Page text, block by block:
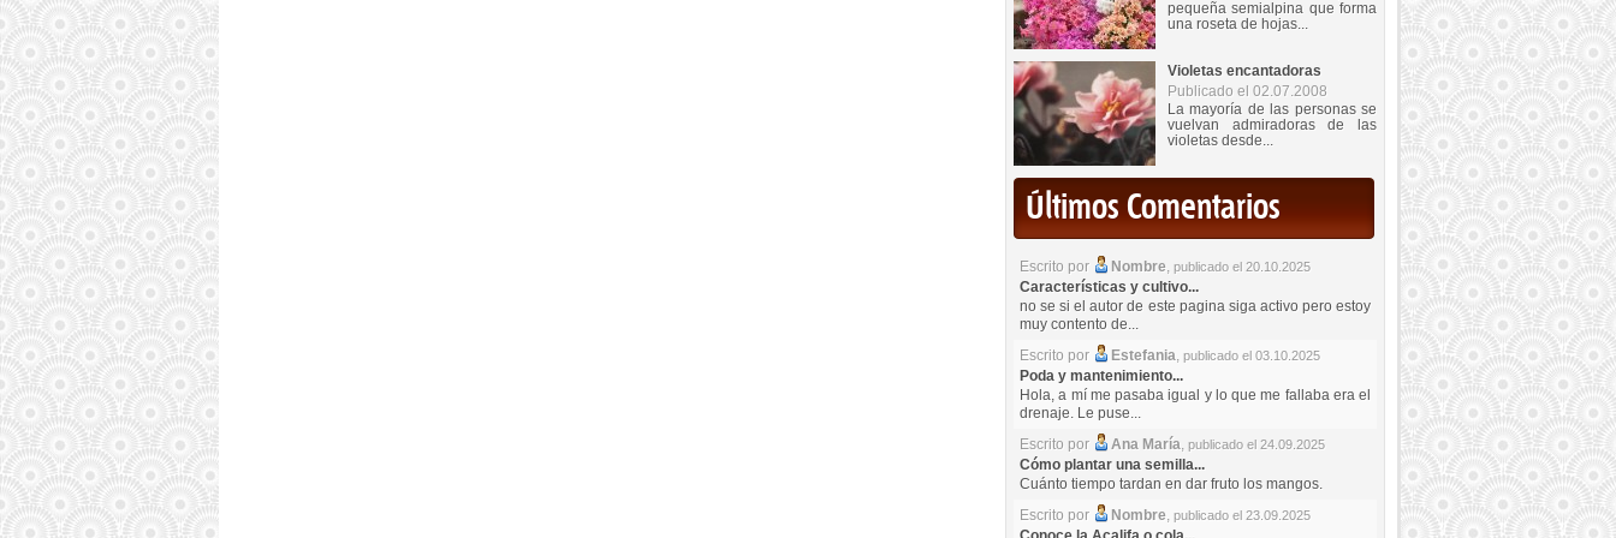
pequeña semialpina que forma
una roseta de hojas...
Violetas encantadoras
Publicado el 02.07.2008
La mayoría de las personas se
vuelvan admiradoras de las
violetas desde...
Últimos Comentarios
Escrito por Nombre, publicado el 20.10.2025
Características y cultivo...
no se si el autor de este pagina siga activo pero estoy
muy contento de...
Escrito por
Estefania, publicado el 03.10.2025
Poda y mantenimiento...
Hola, a mí me pasaba igual y lo que me fallaba era el
drenaje. Le puse...
Escrito por
Ana María, publicado el 24.09.2025
Cómo plantar una semilla...
Cuánto tiempo tardan en dar fruto los mangos.
Escrito por
Nombre, publicado el 23.09.2025